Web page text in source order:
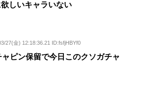
しいキャラいない
27(金) 12:18:36.21 ID:fsfjHBYf0
ピン保留で今日このクソガチャ